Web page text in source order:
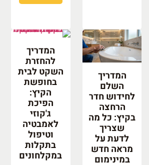
המדריך
השלם
לחידוש חדר
הרחצה
בקיץ: כל מה
שצריך
לדעת על
מראה חדש
במינימום
המדריך
להחזרת
השקט לבית
בחופשת
הקיץ:
הפיכת
ג'קוזי
לאמבטיה
וטיפול
בתקלות
במקלחונים